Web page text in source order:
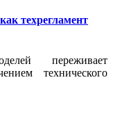
техрегламент
переживает
технического